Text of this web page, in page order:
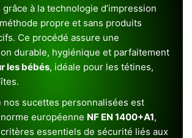
à la technologie d’impression
propre et sans produits
Ce procédé assure une
durable, hygiénique et parfaitement
les bébés, idéale pour les tétines,
nos sucettes personnalisées est
européenne NF EN 1400+A1,
essentiels de sécurité liés aux